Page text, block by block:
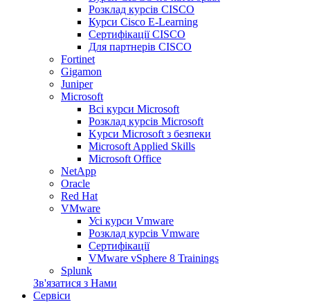
Розклад курсів CISCO
Курси Cisco E-Learning
Сертифікації CISCO
Для партнерів CISCO
Fortinet
Gigamon
Juniper
Microsoft
Всі курси Microsoft
Розклад курсів Microsoft
Kyрси Microsoft з безпеки
Microsoft Applied Skills
Microsoft Office
NetApp
Oracle
Red Hat
VMware
Усі курси Vmware
Розклад курсів Vmware
Сертифікації
VMware vSphere 8 Trainings
Splunk
Зв'язатися з Нами
Сервіси